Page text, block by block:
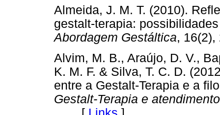
Almeida, J. M. T. (2010).
gestalt-terapia:
Abordagem Gestáltica,
Alvim, M. B., Araújo, D. V.,
K. M. F. & Silva, T. C. D.
entre a Gestalt-Terapia e a
Gestalt-Terapia e